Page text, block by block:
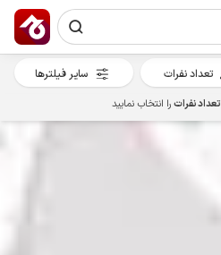
تعداد نفرات سایر فیلترها
تعداد نفراترا انتخاب نمایید